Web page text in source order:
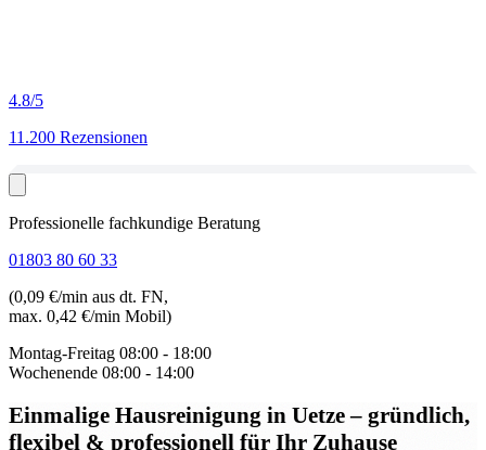
4.8/5
11.200 Rezensionen
Professionelle fachkundige Beratung
01803 80 60 33
(0,09 €/min aus dt. FN,
max. 0,42 €/min Mobil)
Montag-Freitag 08:00 - 18:00
Wochenende 08:00 - 14:00
Einmalige Hausreinigung in Uetze– gründlich,
flexibel & professionell für Ihr Zuhause